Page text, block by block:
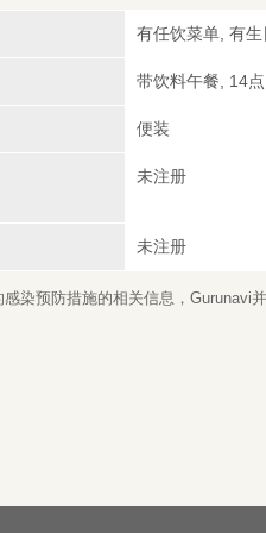
有任饮菜单, 有
带饮料午餐, 14
便装
未注册
未注册
染预防措施的相关信息，Gurunavi